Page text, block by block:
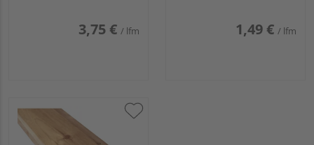
3,75 € / lfm 1,49 € / lfm